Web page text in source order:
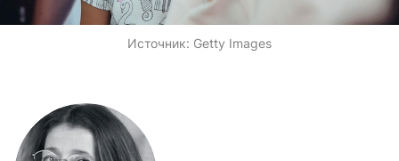
Источник: Getty Images